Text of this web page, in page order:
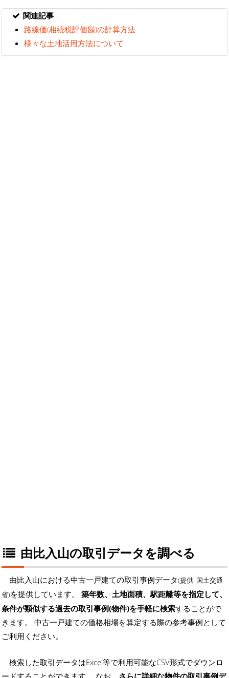
関連記事
路線価(相続税評価額)の計算方法
様々な土地活用方法について
由比入山の取引データを調べる
由比入山における中古一戸建ての取引事例データ(提供: 国土交通
省)を提供しています。 築年数、土地面積、駅距離等を指定して、
条件が類似する過去の取引事例(物件)を手軽に検索することがで
きます。 中古一戸建ての価格相場を算定する際の参考事例として
ご利用ください。
検索した取引データはExcel等で利用可能なCSV形式でダウンロ